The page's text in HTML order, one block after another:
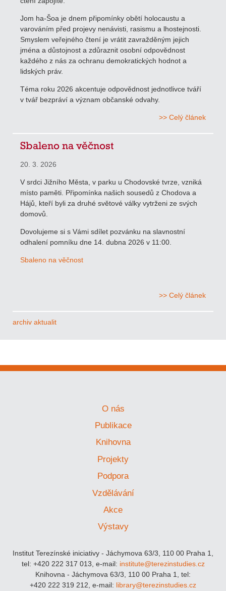
Jom ha-Šoa je dnem připomínky obětí holocaustu a
varováním před projevy nenávisti, rasismu a lhostejnosti.
Smyslem veřejného čtení je vrátit zavražděným jejich
jména a důstojnost a zdůraznit osobní odpovědnost
každého z nás za ochranu demokratických hodnot a
lidských práv.
Téma roku 2026 akcentuje odpovědnost jednotlivce tváří
v tvář bezpráví a význam občanské odvahy.
>> Celý článek
Sbaleno na věčnost
20. 3. 2026
V srdci Jižního Města, v parku u Chodovské tvrze, vzniká
místo paměti. Připomínka našich sousedů z Chodova a
Hájů, kteří byli za druhé světové války vytrženi ze svých
domovů.
Dovolujeme si s Vámi sdílet pozvánku na slavnostní
odhalení pomníku dne 14. dubna 2026 v 11:00.
Sbaleno na věčnost
>> Celý článek
archiv aktualit
O nás
Publikace
Knihovna
Projekty
Podpora
Vzdělávání
Akce
Výstavy
Institut Terezínské iniciativy - Jáchymova 63/3, 110 00 Praha 1,
tel: +420 222 317 013, e-mail: institute@terezinstudies.cz
Knihovna - Jáchymova 63/3, 110 00 Praha 1, tel:
+420 222 319 212, e-mail: library@terezinstudies.cz